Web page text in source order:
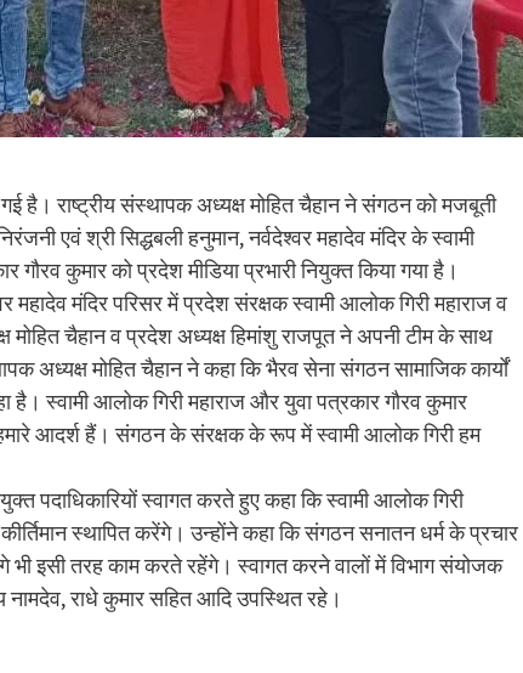
है। राष्ट्रीय संस्थापक अध्यक्ष मोहित चैहान ने संगठन को मजबूती
एवं श्री सिद्धबली हनुमान, नर्वदेश्वर महादेव मंदिर के स्वामी
कुमार को प्रदेश मीडिया प्रभारी नियुक्त किया गया है।
मंदिर परिसर में प्रदेश संरक्षक स्वामी आलोक गिरी महाराज व
मोहित चैहान व प्रदेश अध्यक्ष हिमांशु राजपूत ने अपनी टीम के साथ
अध्यक्ष मोहित चैहान ने कहा कि भैरव सेना संगठन सामाजिक कार्यों
स्वामी आलोक गिरी महाराज और युवा पत्रकार गौरव कुमार
आदर्श हैं। संगठन के संरक्षक के रूप में स्वामी आलोक गिरी हम
पदाधिकारियों स्वागत करते हुए कहा कि स्वामी आलोक गिरी
स्थापित करेंगे। उन्होंने कहा कि संगठन सनातन धर्म के प्रचार
भी इसी तरह काम करते रहेंगे। स्वागत करने वालों में विभाग संयोजक
राधे कुमार सहित आदि उपस्थित रहे।